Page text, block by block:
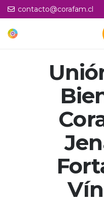
contacto@corafam.cl